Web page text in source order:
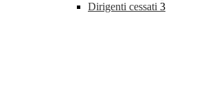
Dirigenti cessati 3